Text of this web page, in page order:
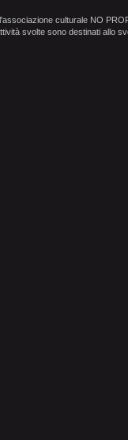
culturale NO
svolte sono destinati allo